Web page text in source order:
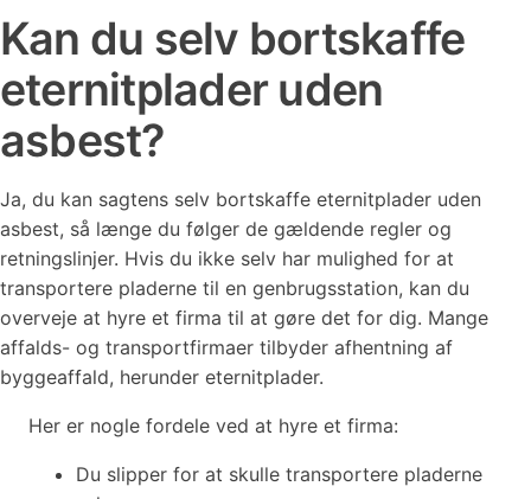
Kan du selv bortskaffe
eternitplader uden
asbest?
Ja, du kan sagtens selv bortskaffe eternitplader uden
asbest, så længe du følger de gældende regler og
retningslinjer. Hvis du ikke selv har mulighed for at
transportere pladerne til en genbrugsstation, kan du
overveje at hyre et firma til at gøre det for dig. Mange
affalds- og transportfirmaer tilbyder afhentning af
byggeaffald, herunder eternitplader.
Her er nogle fordele ved at hyre et firma:
Du slipper for at skulle transportere pladerne